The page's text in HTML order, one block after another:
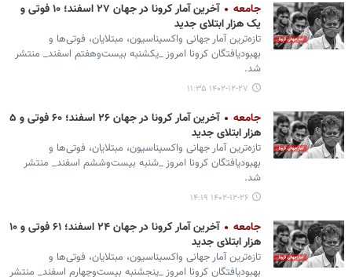
جامعه
آخرین آمار کرونا در جهان ۲۷ اسفند؛ ۱۰ فوتی و
یک هزار ابتلای جدید
تازه‌ترین آمار جهانی واکسیناسیون، مبتلایان، فوتی‌ها و
بهبودیافتگان کرونا امروز _یکشنبه بیست‌وهفتم اسفند_ منتشر
شد.
۱۴۰۲-۱۲-۲۷ ۱۱:۳۵
جامعه
آخرین آمار کرونا در جهان ۲۶ اسفند؛ ۶۰ فوتی و ۵
هزار ابتلای جدید
تازه‌ترین آمار جهانی واکسیناسیون، مبتلایان، فوتی‌ها و
بهبودیافتگان کرونا امروز _شنبه بیست‌وششم اسفند_ منتشر
شد.
۱۴۰۲-۱۲-۲۶ ۱۴:۱۹
جامعه
آخرین آمار کرونا در جهان ۲۴ اسفند؛ ۶۱ فوتی و ۱۰
هزار ابتلای جدید
تازه‌ترین آمار جهانی واکسیناسیون، مبتلایان، فوتی‌ها و
بهبودیافتگان کرونا امروز _پنجشنبه بیست‌وچهارم اسفند_ منتشر